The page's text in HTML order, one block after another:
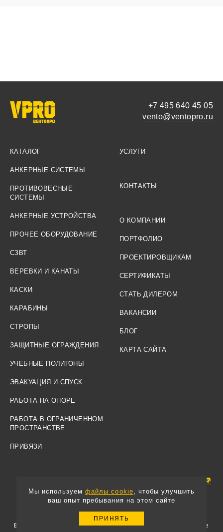
КАТАЛОГ
АНКЕРНЫЕ СИСТЕМЫ
ПРОТИВОВЕСНЫЕ
СИСТЕМЫ
АНКЕРНЫЕ УСТРОЙСТВА
ПРОЧЕЕ ОБОРУДОВАНИЕ
СЗВТ
ВЕРЕВКИ И КАНАТЫ
КАСКИ
КАРАБИНЫ
СТРОПЫ
ЗАЩИТНЫЕ ОГРАЖДЕНИЯ
УЧЕБНЫЕ ПОЛИГОНЫ
ЭВАКУАЦИЯ И СПУСК
РАБОТА НА ОПОРЕ
РАБОТА В ОГРАНИЧЕННОМ
ПРОСТРАНСТВЕ
ПРИВЯЗИ
УСЛУГИ
О КОМПАНИИ
ПОРТФОЛИО
ПРОЕКТИРОВЩИКАМ
СЕРТИФИКАТЫ
СТАТЬ ДИЛЕРОМ
ВАКАНСИИ
БЛОГ
КАРТА САЙТА
КОНТАКТЫ
© 2008-2025 Вентопро
Вся информация, представленная на данном сайте, не
+7 495 640 45 05
vento@ventopro.ru
Мы используемфайлы cookie, чтобы улучшить
ваш опыт пребывания на этом сайте
ПРИНЯТЬ